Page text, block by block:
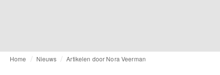
Home Nieuws Artikelen door Nora Veerman